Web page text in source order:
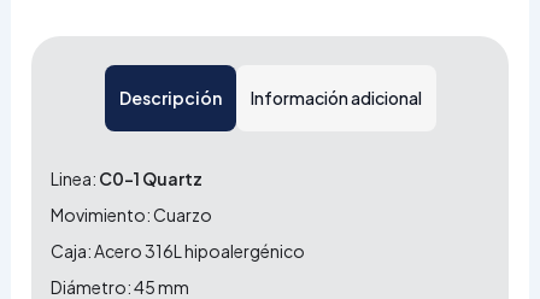
Descripción Información adicional
Linea: C0-1 Quartz
Movimiento: Cuarzo
Caja: Acero 316L hipoalergénico
Diámetro: 45 mm